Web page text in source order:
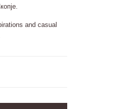
and casual